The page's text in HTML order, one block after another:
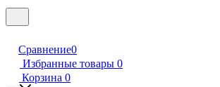
Сравнение0
Избранные товары 0
Корзина 0